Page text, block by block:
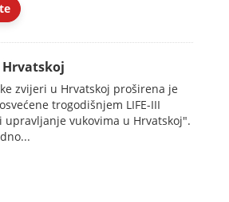
zvijeri u Hrvatskoj proširena je
trogodišnjem LIFE-III
upravljanje vukovima u Hrvatskoj".